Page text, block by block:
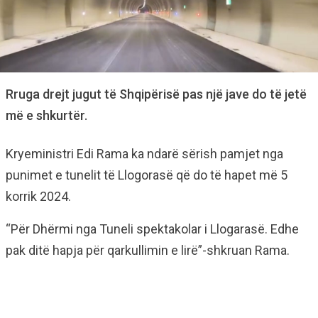
Rruga drejt jugut të Shqipërisë pas një jave do të jetë
më e shkurtër.
Kryeministri Edi Rama ka ndarë sërish pamjet nga
punimet e tunelit të Llogorasë që do të hapet më 5
korrik 2024.
“Për Dhërmi nga Tuneli spektakolar i Llogarasë. Edhe
pak ditë hapja për qarkullimin e lirë”-shkruan Rama.